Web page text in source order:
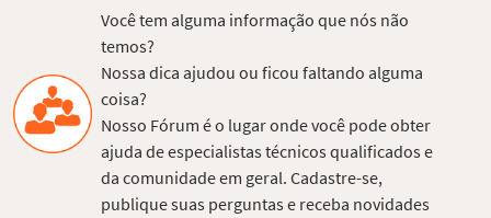
Você tem alguma informação que nós não
temos?
Nossa dica ajudou ou ficou faltando alguma
coisa?
Nosso Fórum é o lugar onde você pode obter
ajuda de especialistas técnicos qualificados e
da comunidade em geral. Cadastre-se,
publique suas perguntas e receba novidades